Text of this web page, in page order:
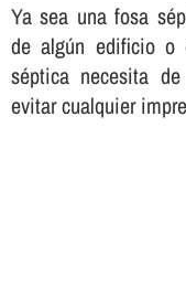
Ya sea una fosa
de algún edificio o
séptica necesita
evitar cualquier